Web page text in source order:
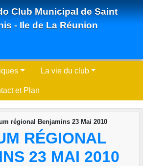
Club Municipal de Saint
- Ile de La Réunion
La vie du club
et Plan
régional Benjamins 23 Mai 2010
RÉGIONAL
23 MAI 2010
cookies